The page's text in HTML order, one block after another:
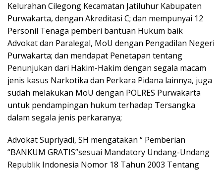
Kelurahan Cilegong Kecamatan Jatiluhur Kabupaten
Purwakarta, dengan Akreditasi C; dan mempunyai 12
Personil Tenaga pemberi bantuan Hukum baik
Advokat dan Paralegal, MoU dengan Pengadilan Negeri
Purwakarta; dan mendapat Penetapan tentang
Penunjukan dari Hakim-Hakim dengan segala macam
jenis kasus Narkotika dan Perkara Pidana lainnya, juga
sudah melakukan MoU dengan POLRES Purwakarta
untuk pendampingan hukum terhadap Tersangka
dalam segala jenis perkaranya;
Advokat Supriyadi, SH mengatakan “ Pemberian
“BANKUM GRATIS”sesuai Mandatory Undang-Undang
Republik Indonesia Nomor 18 Tahun 2003 Tentang